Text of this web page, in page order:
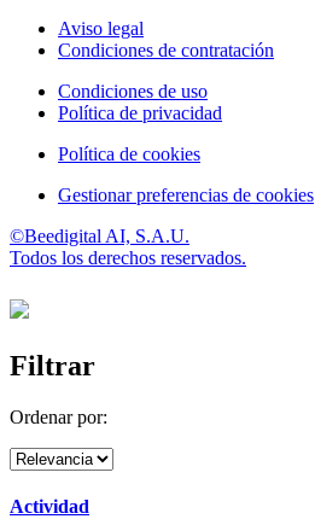
Aviso legal
Condiciones de contratación
Condiciones de uso
Política de privacidad
Política de cookies
Gestionar preferencias de cookies
©Beedigital AI, S.A.U.
Todos los derechos reservados.
Filtrar
Ordenar por:
Actividad